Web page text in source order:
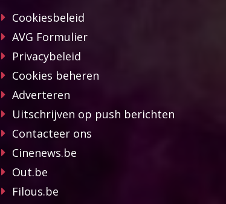
Cookiesbeleid
AVG Formulier
Privacybeleid
Cookies beheren
Adverteren
Uitschrijven op push berichten
Contacteer ons
Cinenews.be
Out.be
Filous.be